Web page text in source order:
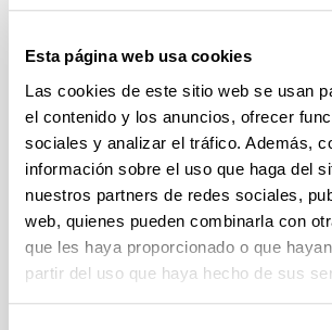
Esta página web usa cookies
Las cookies de este sitio web se usan
el contenido y los anuncios, ofrecer
sociales y analizar el tráfico. Además,
información sobre el uso que haga del
nuestros partners de redes sociales,
web, quienes pueden combinarla con
que les haya proporcionado o que
partir del uso que haya hecho de sus
Publicaciones
Axial variability in the
of chlorophyll a with
factors and the North
Oscillation in a Basque